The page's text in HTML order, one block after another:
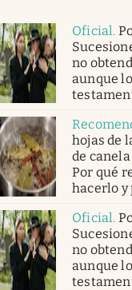
Oficial.
no
aunque
hojas de
de
Por qué
hacerlo y
Oficial.
no
aunque